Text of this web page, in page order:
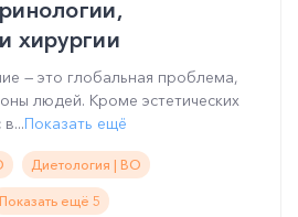
хирургии
— это глобальная проблема,
людей. Кроме эстетических
Показать ещё
Диетология | ВО
Показать ещё 5